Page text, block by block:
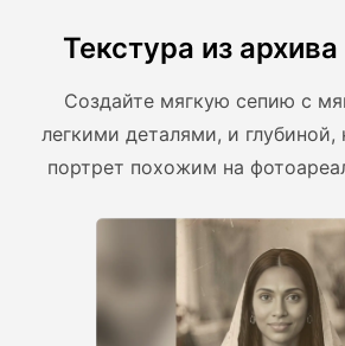
Текстура из
Создайте мягкую сепию с
легкими деталями, и глубиной,
портрет похожим на